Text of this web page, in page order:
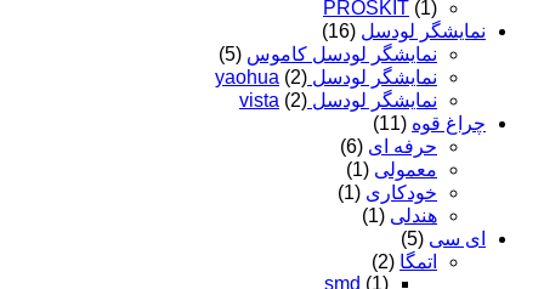
PROSKIT (1)
نمایشگر لودسل (16)
نمایشگر لودسل کاموس (5)
نمایشگر لودسل yaohua (2)
نمایشگر لودسل vista (2)
چراغ قوه (11)
حرفه ای (6)
معمولی (1)
خودکاری (1)
هندلی (1)
ای سی (5)
اتمگا (2)
smd (1)